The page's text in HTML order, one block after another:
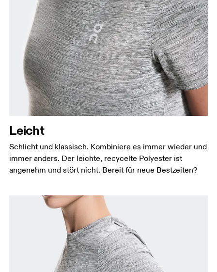
Leicht
Schlicht und klassisch. Kombiniere es immer wieder und
immer anders. Der leichte, recycelte Polyester ist
angenehm und stört nicht. Bereit für neue Bestzeiten?